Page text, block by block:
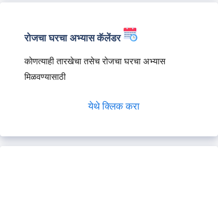
रोजचा घरचा अभ्यास कॅलेंडर
कोणत्याही तारखेचा तसेच रोजचा घरचा अभ्यास
मिळवण्यासाठी
येथे क्लिक करा